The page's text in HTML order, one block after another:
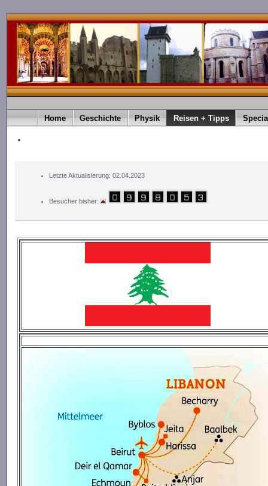
Home Geschichte Physik Reisen + Tipps
Letzte Aktualisierung: 02.04.2023
Besucher bisher: